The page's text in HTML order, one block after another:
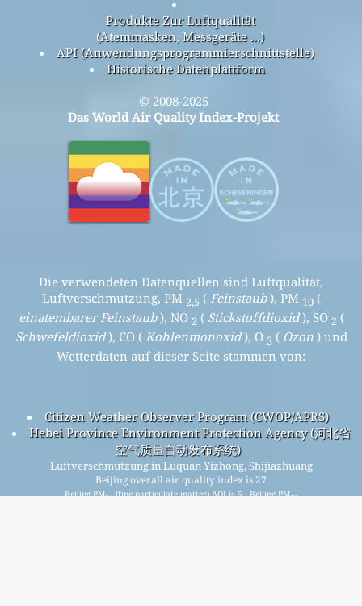
Produkte Zur Luftqualität
(Atemmasken, Messgeräte ...)
API (Anwendungsprogrammierschnittstelle)
Historische Datenplattform
© 2008-2025
Das World Air Quality Index-Projekt
Die verwendeten Datenquellen sind Luftqualität,
Luftverschmutzung, PM 2,5 ( Feinstaub), PM 10(
einatembarer Feinstaub), NO 2 ( Stickstoffdioxid), SO 2 (
Schwefeldioxid), CO ( Kohlenmonoxid), O 3 ( Ozon) und
Wetterdaten auf dieser Seite stammen von:
Citizen Weather Observer Program (CWOP/APRS)
Hebei Province Environment Protection Agency (河北省
空气质量自动发布系统)
Luftverschmutzung in Luquan Yizhong, Shijiazhuang
Beijing overall air quality index is 27
Beijing PM2.5(fine particulate matter) AQI is 5 - Beijing PM10